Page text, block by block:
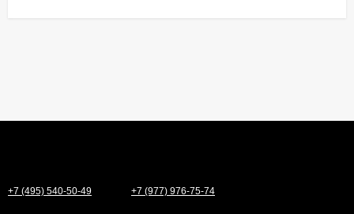
+7 (495) 540-50-49 +7 (977) 976-75-74